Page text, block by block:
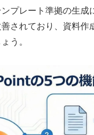
プレート準拠の生成
されており、資料作
う。